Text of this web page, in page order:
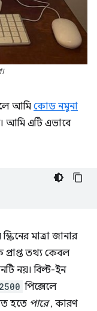
আমি কোড নমুনা
আমি এটি এভাবে
মাত্রা জানার
প্রাপ্ত তথ্য কেবল
নয়। বিল্ট-ইন
2500 পিক্সেলে
হতে পারে, কারণ